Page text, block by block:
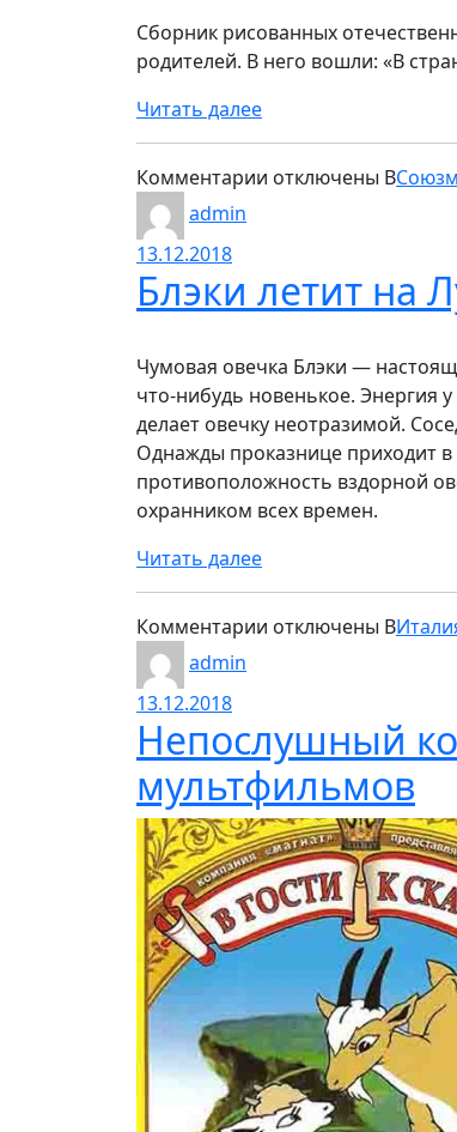
Сборник рисованных
родителей. В него вошли: «В
Читать далее
Комментарии к
ловушек.
Сборник
отключены В
admin
13.12.2018
Блэки летит на
Чумовая овечка Блэки —
что-нибудь новенькое. Энергия
делает овечку неотразимой.
Однажды проказнице приходит в
противоположность вздорной
охранником всех времен.
Читать далее
Комментарии к
на
Луну
отключены В
admin
13.12.2018
Непослушный
мультфильмов